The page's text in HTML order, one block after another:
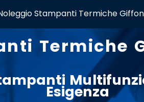
Stampanti Termiche
Termiche
Esigenza